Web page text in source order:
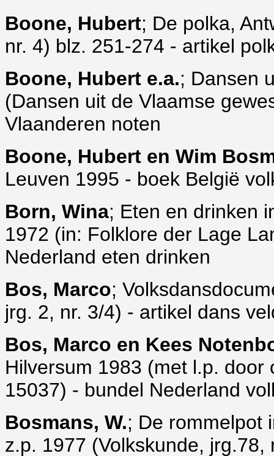
Boone, Hubert; De polka,
nr. 4) blz. 251-274 - artikel
Boone, Hubert e.a.; Dansen
(Dansen uit de Vlaamse
Vlaanderen noten
Boone, Hubert en Wim
Leuven 1995 - boek België
Born, Wina; Eten en drinken
1972 (in: Folklore der Lage
Nederland eten drinken
Bos, Marco;
jrg. 2, nr. 3/4) - artikel dans
Bos, Marco en Kees
Hilversum 1983 (met l.p.
15037) - bundel Nederland
Bosmans, W.; De rommelpot
z.p. 1977 (Volkskunde,